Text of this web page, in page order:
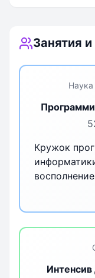
Занятия
Кружок
начальных
учебного